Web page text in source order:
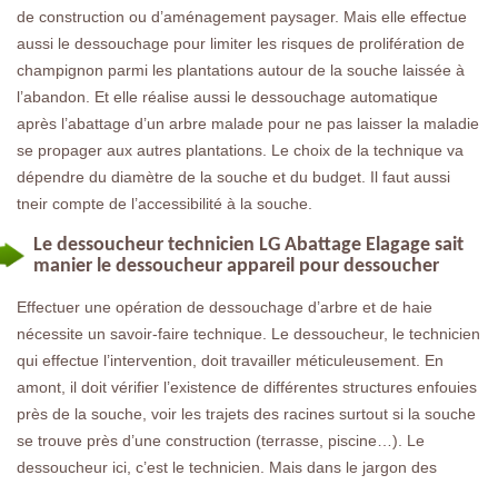
de construction ou d’aménagement paysager. Mais elle effectue
aussi le dessouchage pour limiter les risques de prolifération de
champignon parmi les plantations autour de la souche laissée à
l’abandon. Et elle réalise aussi le dessouchage automatique
après l’abattage d’un arbre malade pour ne pas laisser la maladie
se propager aux autres plantations. Le choix de la technique va
dépendre du diamètre de la souche et du budget. Il faut aussi
tneir compte de l’accessibilité à la souche.
Le dessoucheur technicien LG Abattage Elagage sait
manier le dessoucheur appareil pour dessoucher
Effectuer une opération de dessouchage d’arbre et de haie
nécessite un savoir-faire technique. Le dessoucheur, le technicien
qui effectue l’intervention, doit travailler méticuleusement. En
amont, il doit vérifier l’existence de différentes structures enfouies
près de la souche, voir les trajets des racines surtout si la souche
se trouve près d’une construction (terrasse, piscine…). Le
dessoucheur ici, c’est le technicien. Mais dans le jargon des